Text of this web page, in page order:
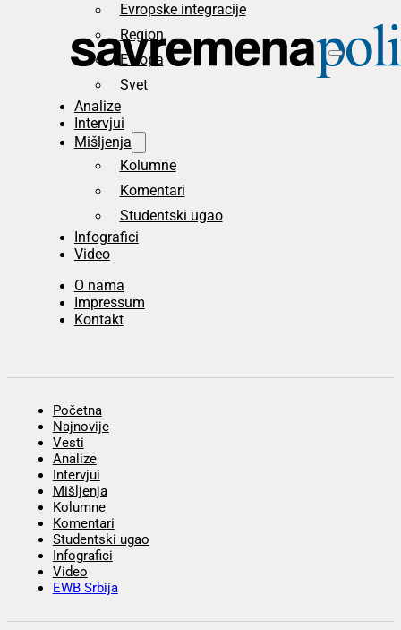
Evropske integracije
Region
Evropa
Svet
Analize
Intervjui
Mišljenja
Kolumne
Komentari
Studentski ugao
Infografici
Video
O nama
Impressum
Kontakt
Početna
Najnovije
Vesti
Analize
Intervjui
Mišljenja
Kolumne
Komentari
Studentski ugao
Infografici
Video
EWB Srbija